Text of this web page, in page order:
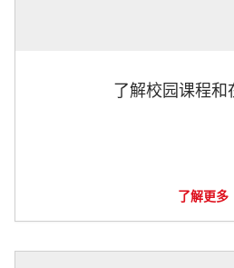
了解校园课程和
了解更多